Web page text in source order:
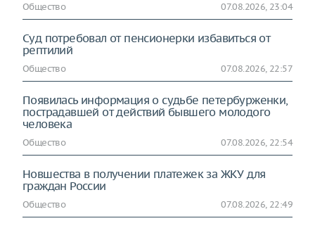
Общество 07.08.2026, 23:04
Суд потребовал от пенсионерки избавиться от
рептилий
Общество 07.08.2026, 22:57
Появилась информация о судьбе петербурженки,
пострадавшей от действий бывшего молодого
человека
Общество 07.08.2026, 22:54
Новшества в получении платежек за ЖКУ для
граждан России
Общество 07.08.2026, 22:49